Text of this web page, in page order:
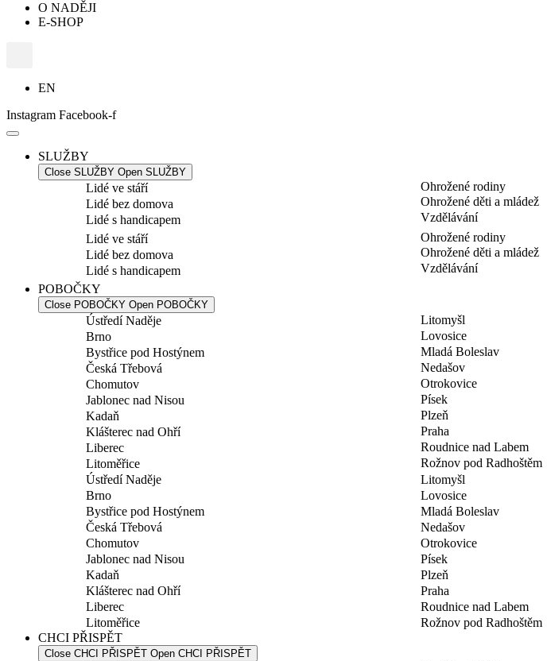
O NADĚJI
E-SHOP
EN
Instagram Facebook-f
SLUŽBY
Close SLUŽBY Open SLUŽBY
Lidé ve stáří
Lidé bez domova
Lidé s handicapem
Ohrožené rodiny
Ohrožené děti a mládež
Vzdělávání
Lidé ve stáří
Lidé bez domova
Lidé s handicapem
Ohrožené rodiny
Ohrožené děti a mládež
Vzdělávání
POBOČKY
Close POBOČKY Open POBOČKY
Ústředí Naděje
Brno
Bystřice pod Hostýnem
Česká Třebová
Chomutov
Jablonec nad Nisou
Kadaň
Klášterec nad Ohří
Liberec
Litoměřice
Litomyšl
Lovosice
Mladá Boleslav
Nedašov
Otrokovice
Písek
Plzeň
Praha
Roudnice nad Labem
Rožnov pod Radhoštěm
Ústředí Naděje
Brno
Bystřice pod Hostýnem
Česká Třebová
Chomutov
Jablonec nad Nisou
Kadaň
Klášterec nad Ohří
Liberec
Litoměřice
Litomyšl
Lovosice
Mladá Boleslav
Nedašov
Otrokovice
Písek
Plzeň
Praha
Roudnice nad Labem
Rožnov pod Radhoštěm
CHCI PŘISPĚT
Close CHCI PŘISPĚT Open CHCI PŘISPĚT